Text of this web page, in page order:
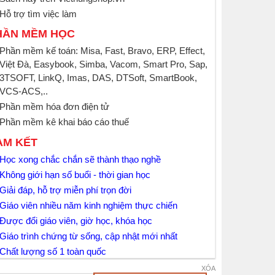
trợ tìm việc làm
MỀM HỌC
mềm kế toán: Misa, Fast, Bravo, ERP, Effect,
Đà, Easybook, Simba, Vacom, Smart Pro, Sap,
LinkQ, Imas, DAS, DTSoft, SmartBook,
ACS,..
mềm hóa đơn điện tử
mềm kê khai báo cáo thuế
KẾT
xong chắc chắn sẽ thành thạo nghề
giới hạn số buổi - thời gian học
đáp, hỗ trợ miễn phí trọn đời
viên nhiều năm kinh nghiệm thực chiến
đổi giáo viên, giờ học, khóa học
trình chứng từ sống, cập nhật mới nhất
lượng số 1 toàn quốc
XÓA